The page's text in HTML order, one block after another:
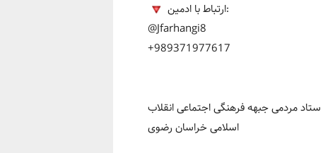
ارتباط با ادمین:
@Jfarhangi8
+989371977617
ستاد مردمی جبهه فرهنگی اجتماعی انقلاب
اسلامی خراسان رضوی